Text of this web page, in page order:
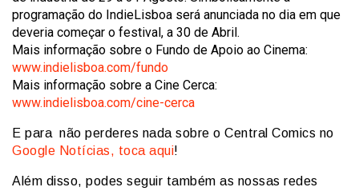
programação do IndieLisboa será anunciada no dia em que
deveria começar o festival, a 30 de Abril.
Mais informação sobre o Fundo de Apoio ao Cinema:
www.indielisboa.com/fundo
Mais informação sobre a Cine Cerca:
www.indielisboa.com/cine-cerca
E para não perderes nada sobre o Central Comics no
Google Notícias, toca aqui!
Além disso, podes seguir também as nossas redes